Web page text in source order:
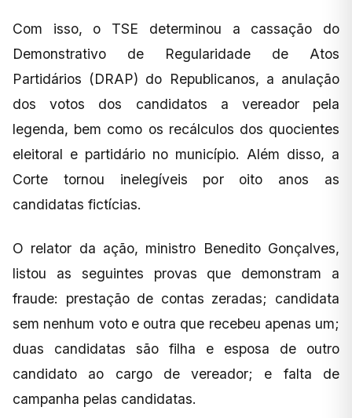
Com isso, o TSE determinou a cassação do
Demonstrativo de Regularidade de Atos
Partidários (DRAP) do Republicanos, a anulação
dos votos dos candidatos a vereador pela
legenda, bem como os recálculos dos quocientes
eleitoral e partidário no município. Além disso, a
Corte tornou inelegíveis por oito anos as
candidatas fictícias.
O relator da ação, ministro Benedito Gonçalves,
listou as seguintes provas que demonstram a
fraude: prestação de contas zeradas; candidata
sem nenhum voto e outra que recebeu apenas um;
duas candidatas são filha e esposa de outro
candidato ao cargo de vereador; e falta de
campanha pelas candidatas.